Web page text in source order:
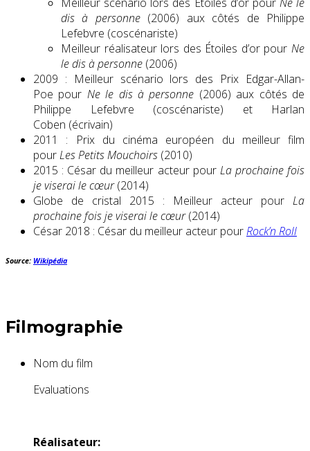
dis à personne(2006) aux côtés de Philippe
Lefebvre (coscénariste)
Meilleur réalisateur lors des Étoiles d’or pour Ne
le dis à personne (2006)
2009 : Meilleur scénario lors des Prix Edgar-Allan-
Poe pour Ne le dis à personne (2006) aux côtés de
Philippe Lefebvre (coscénariste) et Harlan
Coben (écrivain)
2011 : Prix du cinéma européen du meilleur film
pourLes Petits Mouchoirs (2010)
2015 : César du meilleur acteur pour La prochaine fois
je viserai le cœur(2014)
Globe de cristal 2015 : Meilleur acteur pour La
prochaine fois je viserai le cœur(2014)
César 2018 : César du meilleur acteur pourRock’n Roll
Source: Wikipédia
Filmographie
Nom du film
Evaluations
Réalisateur: